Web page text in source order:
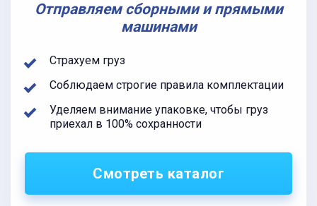
Отправляем сборными и прямыми
машинами
Страхуем груз
Соблюдаем строгие правила комплектации
Уделяем внимание упаковке, чтобы груз
приехал в 100% сохранности
Смотреть каталог